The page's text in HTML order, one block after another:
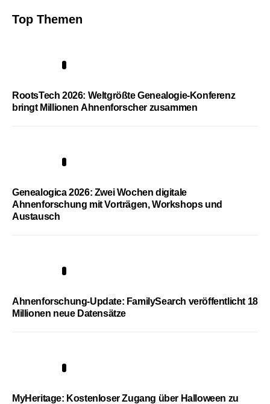
Top Themen
RootsTech 2026: Weltgrößte Genealogie-Konferenz
bringt Millionen Ahnenforscher zusammen
Genealogica 2026: Zwei Wochen digitale
Ahnenforschung mit Vorträgen, Workshops und
Austausch
Ahnenforschung-Update: FamilySearch veröffentlicht 18
Millionen neue Datensätze
MyHeritage: Kostenloser Zugang über Halloween zu